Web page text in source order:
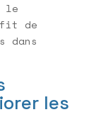
le
de
dans
les